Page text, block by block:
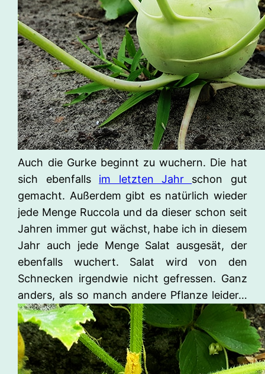
Auch die Gurke beginnt zu wuchern. Die hat
sich ebenfalls im letzten Jahr schon gut
gemacht. Außerdem gibt es natürlich wieder
jede Menge Ruccola und da dieser schon seit
Jahren immer gut wächst, habe ich in diesem
Jahr auch jede Menge Salat ausgesät, der
ebenfalls wuchert. Salat wird von den
Schnecken irgendwie nicht gefressen. Ganz
anders, als so manch andere Pflanze leider…